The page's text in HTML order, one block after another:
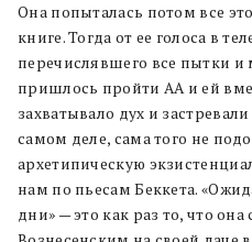
Она попыталась потом все
книге. Тогда от ее голоса в
перечислявшего все пытки и
пришлось пройти АА и ей
захватывало дух и
самом деле, сама того не
архетипическую
нам по пьесам Беккета.
дни» — это как раз то, что